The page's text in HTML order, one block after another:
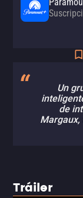
Un
de
Tráiler